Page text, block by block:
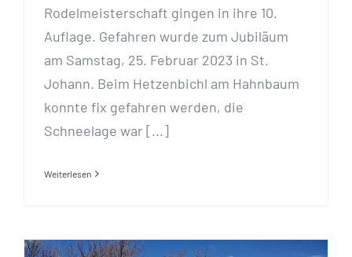
Rodelmeisterschaft gingen in ihre 10.
Auflage. Gefahren wurde zum Jubiläum
am Samstag, 25. Februar 2023 in St.
Johann. Beim Hetzenbichl am Hahnbaum
konnte fix gefahren werden, die
Schneelage war [...]
Weiterlesen